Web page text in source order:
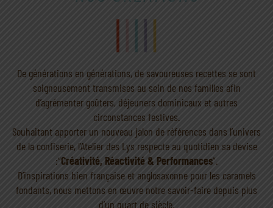
De générations en générations, de savoureuses recettes se sont
soigneusement transmises au sein de nos familles afin
d’agrémenter goûters, déjeuners dominicaux et autres
circonstances festives.
Souhaitant apporter un nouveau jalon de références dans l’univers
de la confiserie, l’Atelier des Lys respecte au quotidien sa devise
:“Créativité, Réactivité & Performances”.
D’inspirations bien française et anglosaxonne pour les caramels
fondants, nous mettons en œuvre notre savoir-faire depuis plus
d’un quart de siècle.